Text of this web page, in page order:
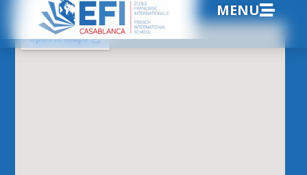
MENU